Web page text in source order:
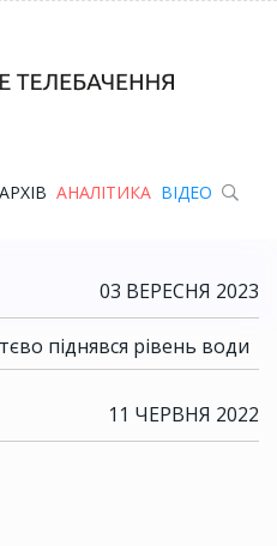
АРХІВ АНАЛІТИКА ВІДЕО
03 ВЕРЕСНЯ 2023
піднявся рівень води
11 ЧЕРВНЯ 2022